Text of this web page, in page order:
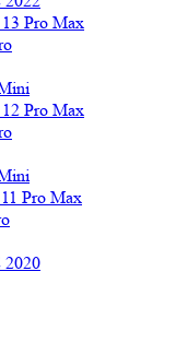
Pro Max
Pro Max
Pro Max
2020